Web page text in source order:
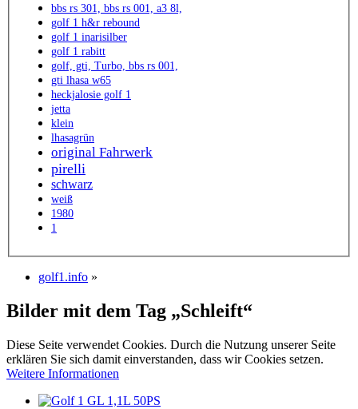
bbs rs 301, bbs rs 001, a3 8l,
golf 1 h&r rebound
golf 1 inarisilber
golf 1 rabitt
golf, gti, Turbo, bbs rs 001,
gti lhasa w65
heckjalosie golf 1
jetta
klein
lhasagrün
original Fahrwerk
pirelli
schwarz
weiß
1980
1
golf1.info »
Bilder mit dem Tag „Schleift“
Diese Seite verwendet Cookies. Durch die Nutzung unserer Seite
erklären Sie sich damit einverstanden, dass wir Cookies setzen.
Weitere Informationen